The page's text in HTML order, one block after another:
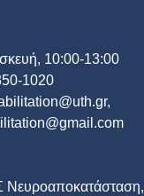
10:00-13:00
1020
Νευροαποκατάσταση,